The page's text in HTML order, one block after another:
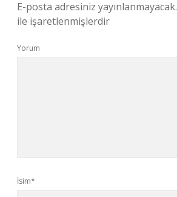
E-posta adresiniz yayınlanmayacak.
ile işaretlenmişlerdir
Yorum
İsim*